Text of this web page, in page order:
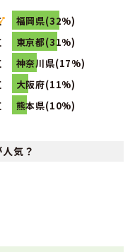
ランキングで
1位
ランキングで
1位
キングで
福岡県(32%)
東京都(31%)
神奈川県(17%)
大阪府(11%)
熊本県(10%)
気？